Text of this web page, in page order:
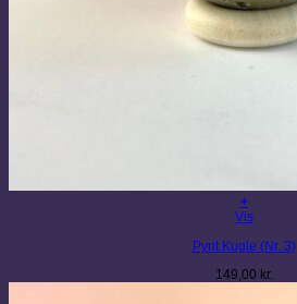
+
Vis
Pyrit Kugle (Nr. 3)
149,00 kr.